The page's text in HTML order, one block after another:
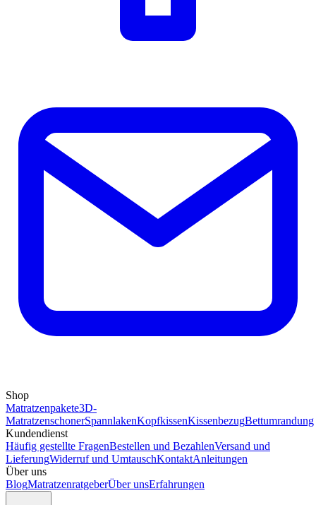
Shop
Matratzenpakete3D-
MatratzenschonerSpannlakenKopfkissenKissenbezugBettumrandung
Kundendienst
Häufig gestellte FragenBestellen und BezahlenVersand und
LieferungWiderruf und UmtauschKontaktAnleitungen
Über uns
BlogMatratzenratgeberÜber unsErfahrungen